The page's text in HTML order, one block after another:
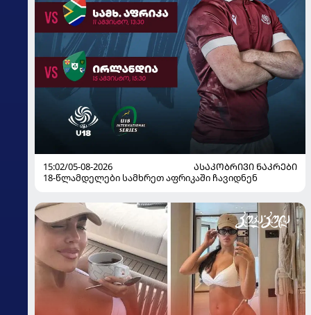
15:02/05-08-2026
ᲐᲡᲐᲙᲝᲑᲠᲘᲕᲘ ᲜᲐᲙᲠᲔᲑᲘ
18-წლამდელები სამხრეთ აფრიკაში ჩავიდნენ